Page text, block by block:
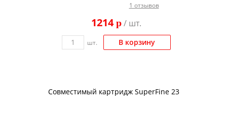
Konica Minolta
1 отзывов
1214p/ шт.
шт. В корзину
Совместимый картридж SuperFine 23